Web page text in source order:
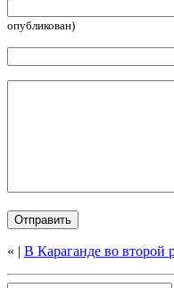
опубликован)
« | В Караганде во второй